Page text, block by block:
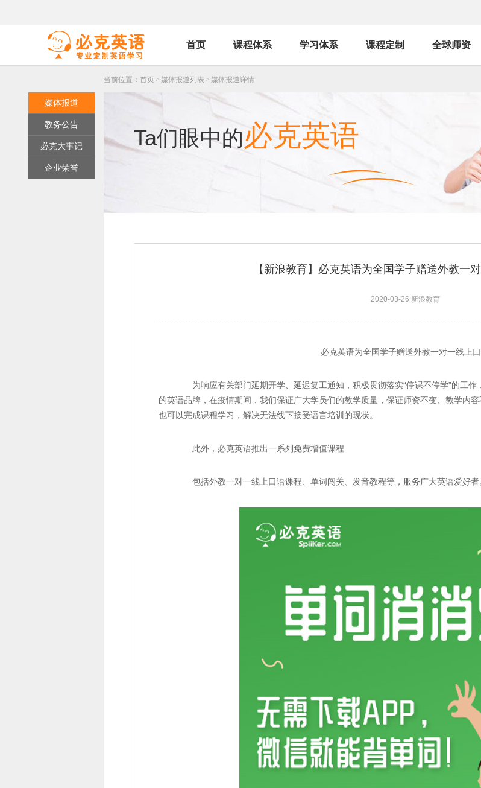
首页 课程体系 学习体系 课程定制 全球师资
当前位置： 首页 > 媒体报道列表 > 媒体报道详情
媒体报道
教务公告
必克大事记
企业荣誉
Ta们眼中的必克英语
【新浪教育】必克英语为全国学子赠送外教一
2020-03-26 新浪教育
必克英语为全国学子赠送外教一对一线上
为响应有关部门延期开学、延迟复工通知，积极贯彻落实“停课不停学”的工作
的英语品牌，在疫情期间，我们保证广大学员们的教学质量，保证师资不变、教学内
也可以完成课程学习，解决无法线下接受语言培训的现状。
此外，必克英语推出一系列免费增值课程
包括外教一对一线上口语课程、单词闯关、发音教程等，服务广大英语爱好者